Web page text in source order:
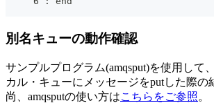
別名キューの動作確認
サンプルプログラム(amqsput)を使用して
カル・キューにメッセージをputした際の
尚、amqsputの使い方はこちらをご参照。